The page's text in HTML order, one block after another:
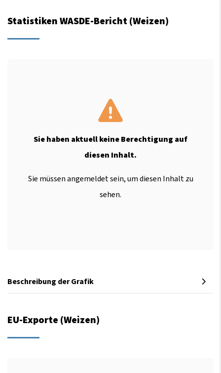
Statistiken WASDE-Bericht (Weizen)
Sie haben aktuell keine Berechtigung auf
diesen Inhalt.
Sie müssen angemeldet sein, um diesen Inhalt zu
sehen.
Beschreibung der Grafik
EU-Exporte (Weizen)